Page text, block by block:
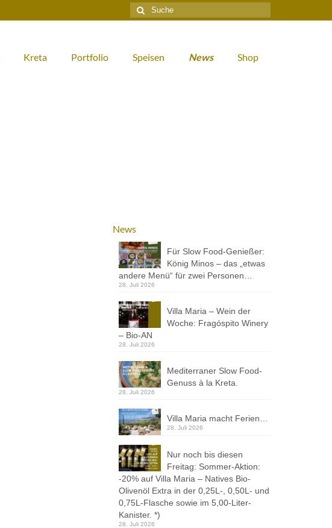
Suche
nach:
Kreta Portfolio Speisen News Shop
News
Für Slow Food-Genießer:
König Minos – das „etwas
andere Menü“ für zwei Personen…
28. Juli 2026
Villa Maria – Wein der
Woche: Fragóspito Winery
– Bio-AN
28. Juli 2026
Mediterraner Slow Food-
Genuss à la Kreta.
28. Juli 2026
Villa Maria macht Ferien…
28. Juli 2026
Nur noch bis diesen
Freitag: Sommer-Aktion:
-20% auf Villa Maria – Natives Bio-
Olivenöl Extra in der 0,25L-, 0,50L- und
0,75L-Flasche sowie im 5,00-Liter-
Kanister. *)
28. Juli 2026